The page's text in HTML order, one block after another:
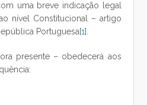
uma breve indicação legal
nível Constitucional – artigo
Portuguesa[1].
presente – obedecerá aos